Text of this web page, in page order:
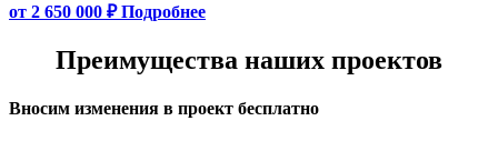
от 2 650 000 ₽ Подробнее
Преимущества наших проектов
Вносим изменения в проект бесплатно